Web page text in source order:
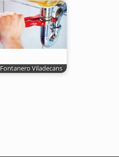
Fontanero Viladecans